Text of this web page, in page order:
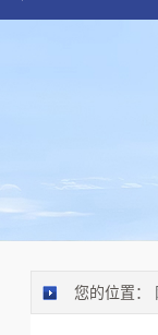
您的位置：